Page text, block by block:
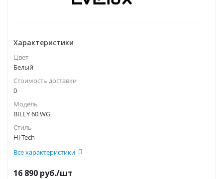
Характеристики
Цвет
Белый
Стоимость доставки
0
Модель
BILLY 60 WG
Стиль
Hi-Tech
Все характеристики
16 890 руб./шт